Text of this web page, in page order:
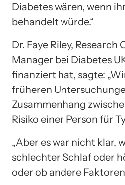
Diabetes wären, wenn
behandelt würde.“
Dr. Faye Riley,
Manager bei Diabetes
finanziert hat, sagte:
früheren
Zusammenhang
Risiko einer Person für
„Aber es war nicht klar,
schlechter Schlaf oder
oder ob andere Faktoren